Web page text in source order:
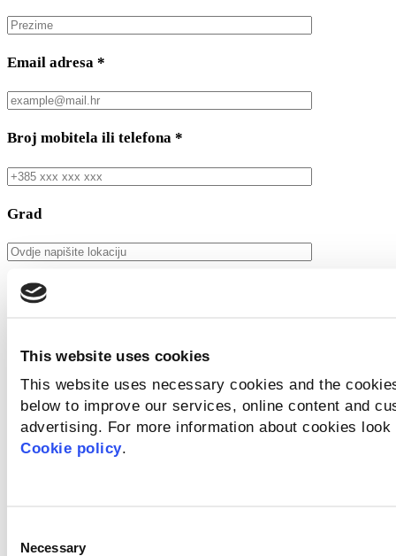
This website uses cookies
This website uses necessary cookies and the
below to improve our services, online content and
advertising. For more information about cookies look
Cookie policy.
Selection
Necessary
Email adresa *
Broj mobitela ili telefona *
Grad
Broj dodatnih sudionika
Napomena
Imena dodatnih sudionika ukoliko postoje